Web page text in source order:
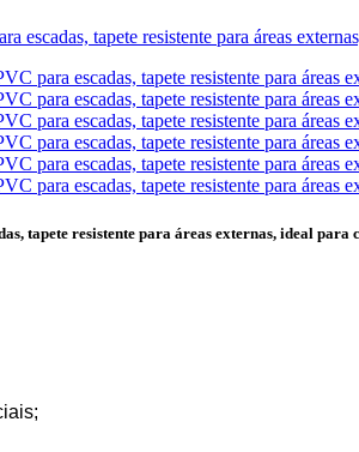
tapete resistente para áreas externas, ideal